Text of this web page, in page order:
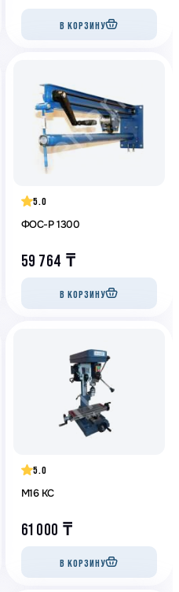
В КОРЗИНУ
5.0
ФОС-Р 1300
59 764 ₸
В КОРЗИНУ
5.0
M16 KC
61 000 ₸
В КОРЗИНУ